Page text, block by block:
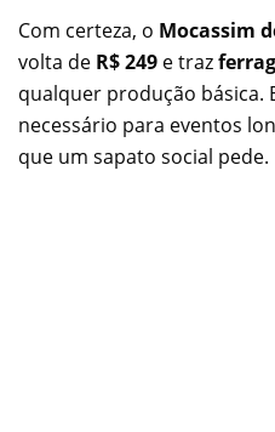
Com certeza, o Mocassim
volta de R$ 249 e traz
qualquer produção básica.
necessário para eventos
que um sapato social pede.